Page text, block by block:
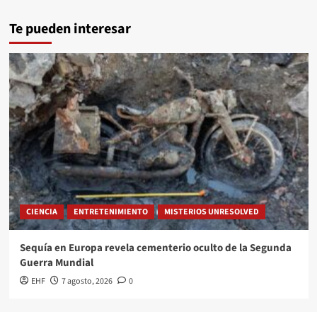
Te pueden interesar
CIENCIA ENTRETENIMIENTO MISTERIOS UNRESOLVED
Sequía en Europa revela cementerio oculto de la Segunda
Guerra Mundial
EHF 7 agosto, 2026 0